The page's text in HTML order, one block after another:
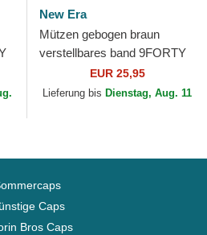
New Era
Mützen gebogen braun
verstellbares band 9FORTY
League Essential der New
York Yankees MLB von New
EUR 25,95
Lieferung bis Dienstag, Aug. 11
Caps
Bros Caps